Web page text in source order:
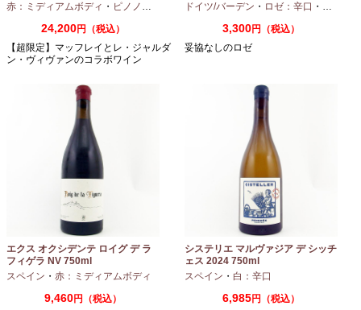
赤：ミディアムボディ ・ ピノノワール
24,200円（税込）
【超限定】マッフレイとレ・ジャルダ
ン・ヴィヴァンのコラボワイン
ドイツ/バーデン ・ ロゼ：辛口 ・ ピノノ
3,300円（税込）
妥協なしのロゼ
エクス オクシデンテ ロイグ デ ラ
フィゲラ NV 750ml
（2022/2023）
スペイン ・ 赤：ミディアムボディ
9,460円（税込）
システリエ マルヴァジア デ シッチ
ェス 2024 750ml
スペイン ・ 白：辛口
6,985円（税込）